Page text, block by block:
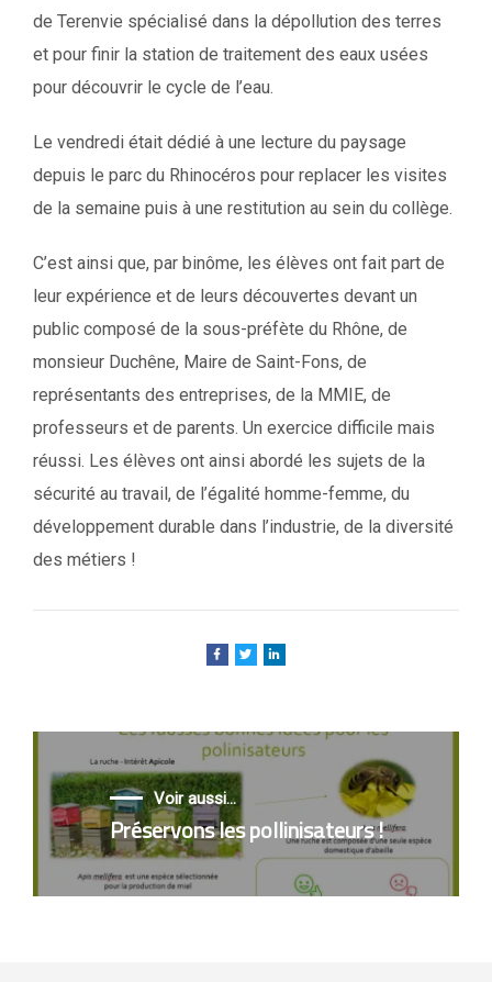
de Terenvie spécialisé dans la dépollution des terres
et pour finir la station de traitement des eaux usées
pour découvrir le cycle de l’eau.
Le vendredi était dédié à une lecture du paysage
depuis le parc du Rhinocéros pour replacer les visites
de la semaine puis à une restitution au sein du collège.
C’est ainsi que, par binôme, les élèves ont fait part de
leur expérience et de leurs découvertes devant un
public composé de la sous-préfète du Rhône, de
monsieur Duchêne, Maire de Saint-Fons, de
représentants des entreprises, de la MMIE, de
professeurs et de parents. Un exercice difficile mais
réussi. Les élèves ont ainsi abordé les sujets de la
sécurité au travail, de l’égalité homme-femme, du
développement durable dans l’industrie, de la diversité
des métiers !
Voir aussi...
Préservons les pollinisateurs !